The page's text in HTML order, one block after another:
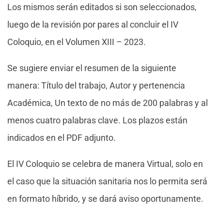
Los mismos serán editados si son seleccionados,
luego de la revisión por pares al concluir el IV
Coloquio, en el Volumen XIII – 2023.
Se sugiere enviar el resumen de la siguiente
manera: Título del trabajo, Autor y pertenencia
Académica, Un texto de no más de 200 palabras y al
menos cuatro palabras clave. Los plazos están
indicados en el PDF adjunto.
El IV Coloquio se celebra de manera Virtual, solo en
el caso que la situación sanitaria nos lo permita será
en formato híbrido, y se dará aviso oportunamente.